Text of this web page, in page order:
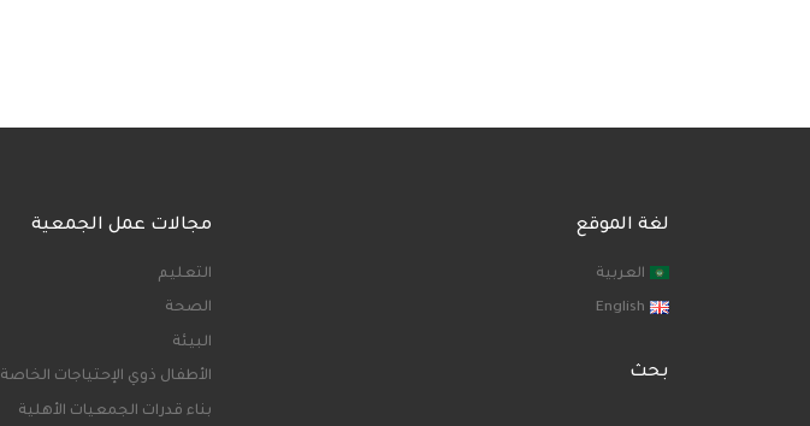
لغة الموقع
العربية
English
بحث
مجالات عمل الجمعية
التعليم
الصحة
البيئة
الأطفال ذوي الإحتياجات الخاصة
بناء قدرات الجمعيات الأهلية